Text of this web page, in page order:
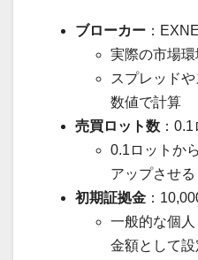
ブローカー ：
実際の市場
スプレッド
数値で計算
売買ロット数 ：
0.1ロットか
アップさせる
初期証拠金 ：
一般的な個
金額として設